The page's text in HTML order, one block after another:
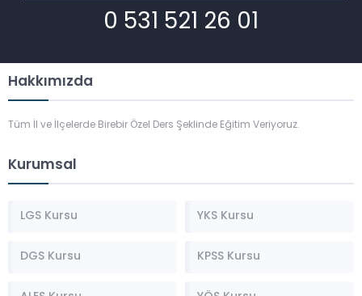
0 531 521 26 01
Hakkımızda
Tüm İl ve İlçelerde Birebir Özel Ders Şeklinde Eğitim Veriyoruz.
Kurumsal
LGS Kursu YKS Kursu
DGS Kursu KPSS Kursu